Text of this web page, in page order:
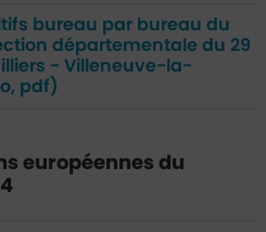
bureau par bureau du
départementale du 29
- Villeneuve-la-
pdf)
européennes du